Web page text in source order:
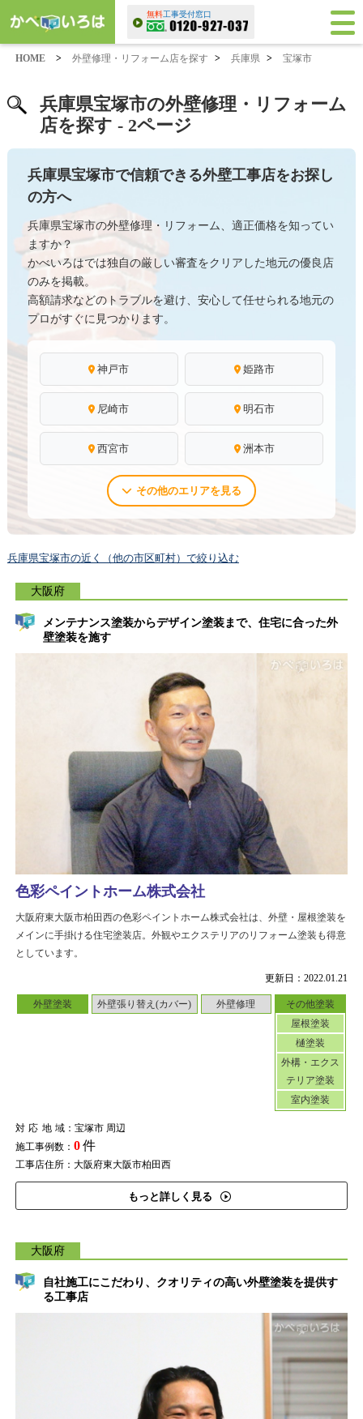
無料工事受付窓口
HOME > 外壁修理・リフォーム店を探す > 兵庫県 > 宝塚市
兵庫県宝塚市の外壁修理・リフォーム
店を探す - 2ページ
兵庫県宝塚市で信頼できる外壁工事店をお探し
の方へ
兵庫県宝塚市の外壁修理・リフォーム、適正価格を知ってい
ますか？
かべいろはでは独自の厳しい審査をクリアした地元の優良店
のみを掲載。
高額請求などのトラブルを避け、安心して任せられる地元の
プロがすぐに見つかります。
神戸市 姫路市
尼崎市 明石市
西宮市 洲本市
その他のエリアを見る
兵庫県宝塚市の近く（他の市区町村）で絞り込む
大阪府
メンテナンス塗装からデザイン塗装まで、住宅に合った外
壁塗装を施す
更新日：2022.01.21
外壁塗装 外壁張り替え(カバー) 外壁修理
その他塗装
屋根塗装
樋塗装
外構・エクス
テリア塗装
室内塗装
対応地域：宝塚市 周辺
施工事例数： 0件
工事店住所：大阪府東大阪市柏田西
もっと詳しく見る
色彩ペイントホーム株式会社
大阪府東大阪市柏田西の色彩ペイントホーム株式会社は、外壁・屋根塗装を
メインに手掛ける住宅塗装店。外観やエクステリアのリフォーム塗装も得意
としています。
大阪府
自社施工にこだわり、クオリティの高い外壁塗装を提供す
る工事店